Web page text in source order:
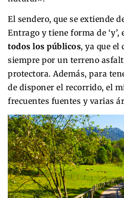
El sendero, que se extiende
Entrago y tiene forma de ‘y’,
todos los públicos, ya que
siempre por un terreno
protectora. Además, para
de disponer el recorrido, el
frecuentes fuentes y varias